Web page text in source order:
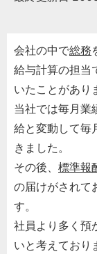
会社の中で総務
給与計算の担当
いたことがあり
当社では毎月業
給と変動して毎
きました。
その後、 標準報
の届けがされて
す。
社員より多く預
いと考えており